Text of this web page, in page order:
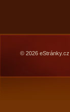
© 2026 eStránky.cz